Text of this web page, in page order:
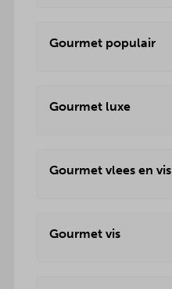
Gourmet populair
Gourmet luxe
Gourmet vlees en vis
Gourmet vis